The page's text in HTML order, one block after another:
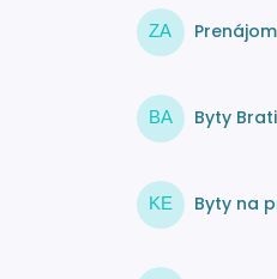
ZA
BA Byty
KE Byty na